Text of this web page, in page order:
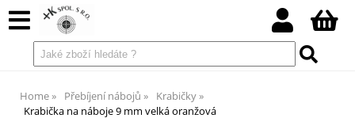
Home Přebíjení nábojů
Krabičky
Krabička na náboje 9 mm velká oranžová